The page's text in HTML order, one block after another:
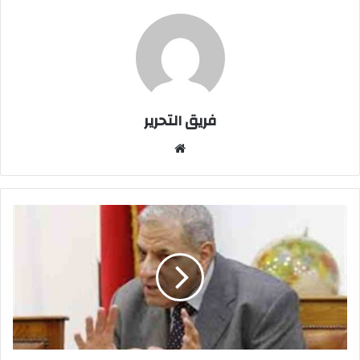
فريق التحرير
نصيب
الفرد
من
المياه
يتناقص،
و
خطط